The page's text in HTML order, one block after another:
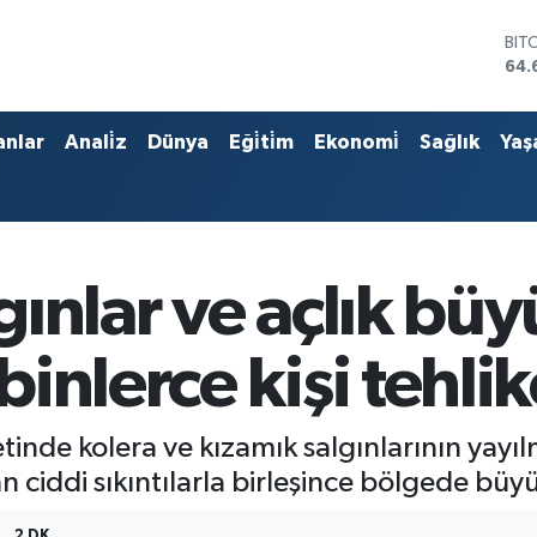
Anali̇z Dünya Eği̇ti̇m Ekonomi̇ Sağlık
ve açlık
kişi
kolera ve kızamık salgınlarının
ciddi sıkıntılarla birleşince bölgede